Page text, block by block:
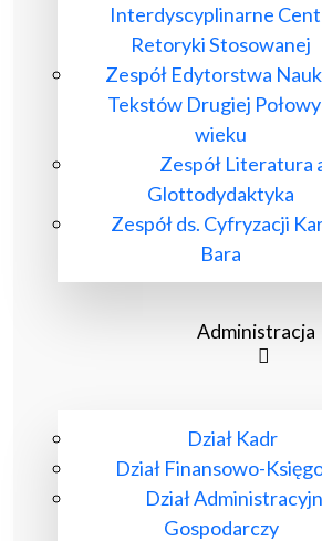
Interdyscyplinarne
Retoryki Stosowanej
Zespół Edytorstwa
Tekstów Drugiej
wieku
Zespół Literatura
Glottodydaktyka
Zespół ds. Cyfryzacji
Bara
Administracja
Dział Kadr
Dział Finansowo-
Dział
Gospodarczy